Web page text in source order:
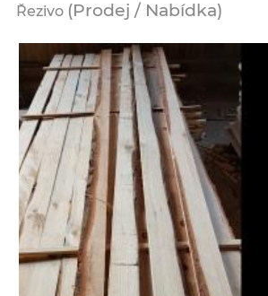
Řezivo (Prodej / Nabídka)